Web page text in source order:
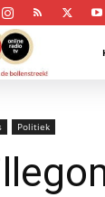
Politiek